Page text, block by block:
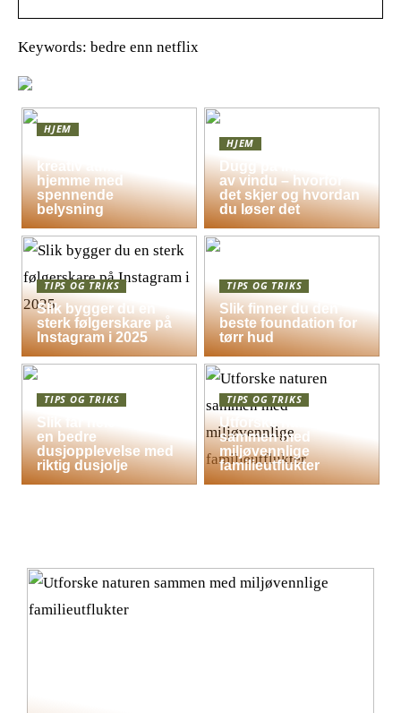
Keywords: bedre enn netflix
HJEM
kreativ atmosfære
hjemme med
spennende
belysning
HJEM
Dugg på indersiden
av vindu – hvorfor
det skjer og hvordan
du løser det
TIPS OG TRIKS
Slik bygger du en
sterk følgerskare på
Instagram i 2025
TIPS OG TRIKS
Slik finner du den
beste foundation for
tørr hud
TIPS OG TRIKS
Slik får hele familien
en bedre
dusjopplevelse med
riktig dusjolje
TIPS OG TRIKS
Utforske naturen
sammen med
miljøvennlige
familieutflukter